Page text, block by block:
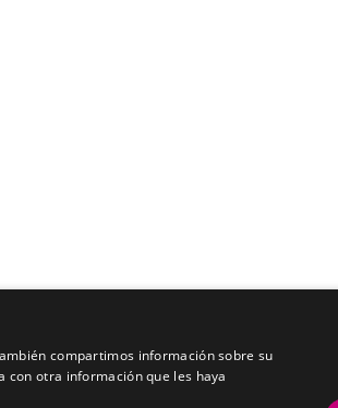
compartimos información sobre su
con otra información que les haya